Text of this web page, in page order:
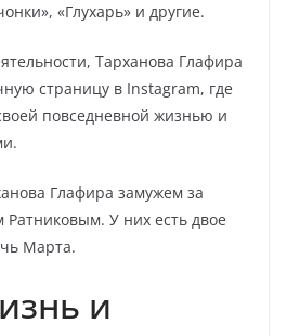
«Глухарь» и другие.
Тарханова Глафира
страницу в Instagram, где
повседневной жизнью и
Глафира замужем за
Ратниковым. У них есть двое
Марта.
и